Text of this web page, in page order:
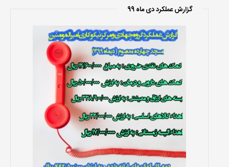
گزارش عملکرد دی ماه 99